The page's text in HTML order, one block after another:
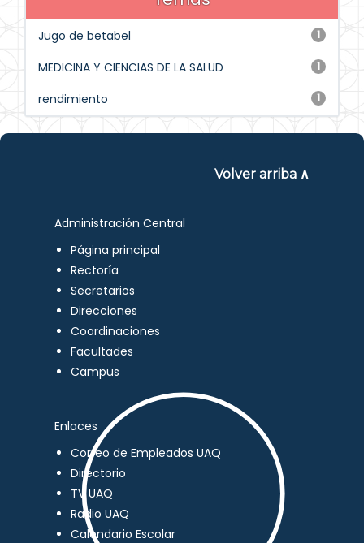
1
Jugo de betabel
1
MEDICINA Y CIENCIAS DE LA SALUD
1
rendimiento
Volver arriba ∧
Administración Central
Página principal
Rectoría
Secretarios
Direcciones
Coordinaciones
Facultades
Campus
Enlaces
Correo de Empleados UAQ
Directorio
TV UAQ
Radio UAQ
Calendario Escolar